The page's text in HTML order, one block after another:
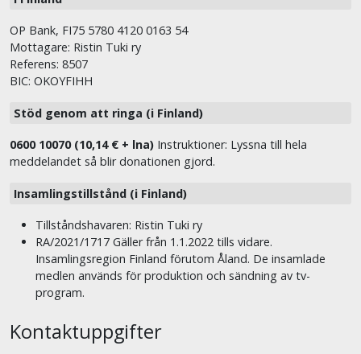
OP Bank, FI75 5780 4120 0163 54
Mottagare: Ristin Tuki ry
Referens: 8507
BIC: OKOYFIHH
Stöd genom att ringa (i Finland)
0600 10070 (10,14 € + lna) Instruktioner: Lyssna till hela
meddelandet så blir donationen gjord.
Insamlingstillstånd (i Finland)
Tillståndshavaren: Ristin Tuki ry
RA/2021/1717 Gäller från 1.1.2022 tills vidare.
Insamlingsregion Finland förutom Åland. De insamlade
medlen används för produktion och sändning av tv-
program.
Kontaktuppgifter